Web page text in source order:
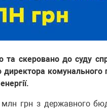
та скеровано до суду
директора комунального
грн з державного